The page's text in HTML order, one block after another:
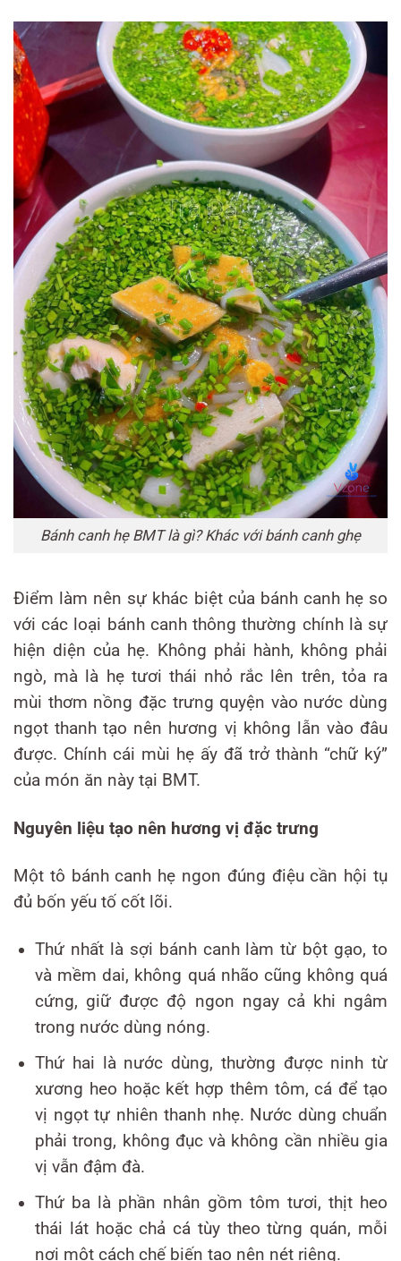
Bánh canh hẹ BMT là gì? Khác với bánh canh ghẹ
Điểm làm nên sự khác biệt của bánh canh hẹ so
với các loại bánh canh thông thường chính là sự
hiện diện của hẹ. Không phải hành, không phải
ngò, mà là hẹ tươi thái nhỏ rắc lên trên, tỏa ra
mùi thơm nồng đặc trưng quyện vào nước dùng
ngọt thanh tạo nên hương vị không lẫn vào đâu
được. Chính cái mùi hẹ ấy đã trở thành “chữ ký”
của món ăn này tại BMT.
Nguyên liệu tạo nên hương vị đặc trưng
Một tô bánh canh hẹ ngon đúng điệu cần hội tụ
đủ bốn yếu tố cốt lõi.
Thứ nhất là sợi bánh canh làm từ bột gạo, to
và mềm dai, không quá nhão cũng không quá
cứng, giữ được độ ngon ngay cả khi ngâm
trong nước dùng nóng.
Thứ hai là nước dùng, thường được ninh từ
xương heo hoặc kết hợp thêm tôm, cá để tạo
vị ngọt tự nhiên thanh nhẹ. Nước dùng chuẩn
phải trong, không đục và không cần nhiều gia
vị vẫn đậm đà.
Thứ ba là phần nhân gồm tôm tươi, thịt heo
thái lát hoặc chả cá tùy theo từng quán, mỗi
nơi một cách chế biến tạo nên nét riêng.